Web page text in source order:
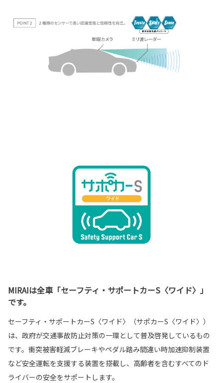
MIRAIは全車「セーフティ・サポートカーS〈ワイド〉」
です。
セーフティ・サポートカーS〈ワイド〉（サポカーS〈ワイド〉）
は、政府が交通事故防止対策の一環として普及啓発しているもの
です。衝突被害軽減ブレーキやペダル踏み間違い時加速抑制装置
など安全運転を支援する装置を搭載し、高齢者を含むすべてのド
ライバーの安全をサポートします。